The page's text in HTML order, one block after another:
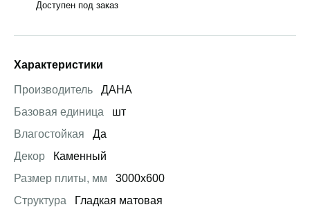
Доступен под заказ
Характеристики
Производитель
ДАНА
Базовая единица
шт
Влагостойкая
Да
Декор
Каменный
Размер плиты, мм
3000х600
Структура
Гладкая матовая